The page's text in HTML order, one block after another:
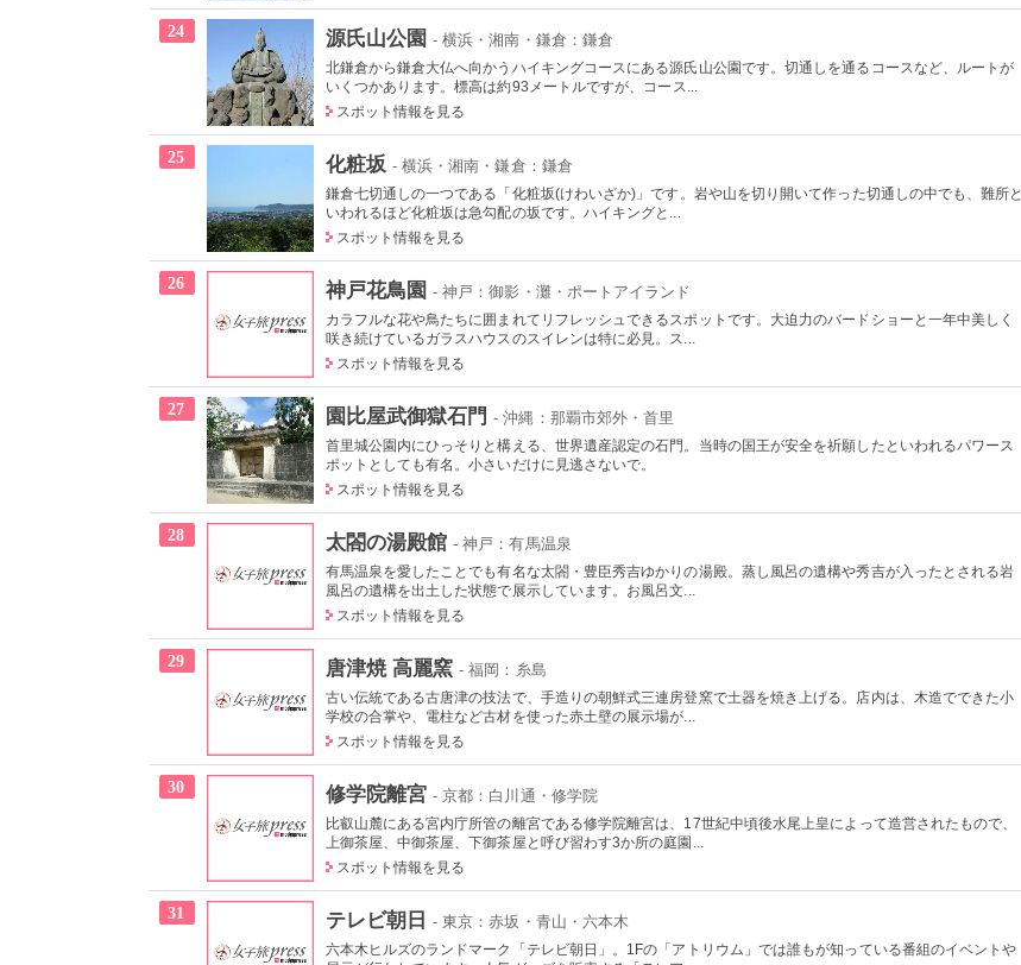
24 源氏山公園 - 横浜・湘南・鎌倉：鎌倉
北鎌倉から鎌倉大仏へ向かうハイキングコースにある源氏山公園です。切通しを通るコースなど、ルートが
いくつかあります。標高は約93メートルですが、コース...
スポット情報を見る
25 化粧坂 - 横浜・湘南・鎌倉：鎌倉
鎌倉七切通しの一つである「化粧坂(けわいざか)」です。岩や山を切り開いて作った切通しの中でも、難所と
いわれるほど化粧坂は急勾配の坂です。ハイキングと...
スポット情報を見る
26 神戸花鳥園 - 神戸：御影・灘・ポートアイランド
カラフルな花や鳥たちに囲まれてリフレッシュできるスポットです。大迫力のバードショーと一年中美しく
咲き続けているガラスハウスのスイレンは特に必見。ス...
スポット情報を見る
27 園比屋武御獄石門 - 沖縄：那覇市郊外・首里
首里城公園内にひっそりと構える、世界遺産認定の石門。当時の国王が安全を祈願したといわれるパワース
ポットとしても有名。小さいだけに見逃さないで。
スポット情報を見る
28 太閤の湯殿館 - 神戸：有馬温泉
有馬温泉を愛したことでも有名な太閤・豊臣秀吉ゆかりの湯殿。蒸し風呂の遺構や秀吉が入ったとされる岩
風呂の遺構を出土した状態で展示しています。お風呂文...
スポット情報を見る
29 唐津焼 高麗窯 - 福岡：糸島
古い伝統である古唐津の技法で、手造りの朝鮮式三連房登窯で土器を焼き上げる。店内は、木造でできた小
学校の合掌や、電柱など古材を使った赤土壁の展示場が...
スポット情報を見る
30 修学院離宮 - 京都：白川通・修学院
比叡山麓にある宮内庁所管の離宮である修学院離宮は、17世紀中頃後水尾上皇によって造営されたもので、
上御茶屋、中御茶屋、下御茶屋と呼び習わす3か所の庭園...
スポット情報を見る
31 テレビ朝日 - 東京：赤坂・青山・六本木
六本木ヒルズのランドマーク「テレビ朝日」。1Fの「アトリウム」では誰もが知っている番組のイベントや